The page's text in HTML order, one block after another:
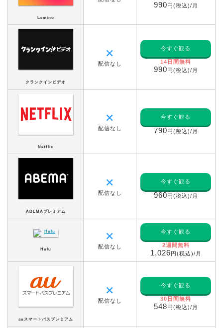
Lemino
990円(税込)/月
クランクインビデオ
✕
配信なし
今すぐ観る
14日間無料
990円(税込)/月
Netflix
✕
配信なし
今すぐ観る
790円(税込)/月
ABEMAプレミアム
✕
配信なし
今すぐ観る
960円(税込)/月
Hulu
✕
配信なし
今すぐ観る
2週間無料
1,026円(税込)/月
auスマートパスプレミアム
✕
配信なし
今すぐ観る
30日間無料
548円(税込)/月